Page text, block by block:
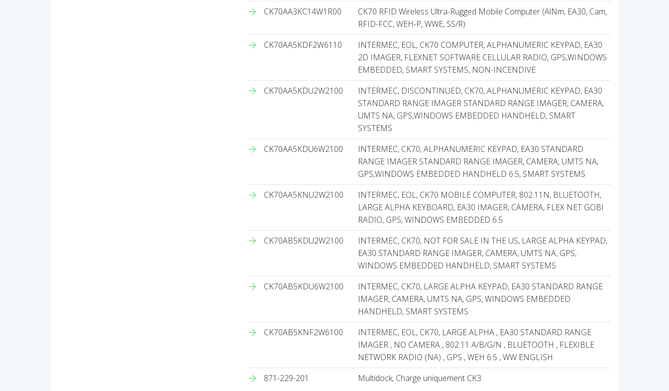
CK70AA3KC14W1R00
CK70 RFID Wireless Ultra-Rugged Mobile Computer (AlNm, EA30, Cam,
RFID-FCC, WEH-P, WWE, SS/R)
CK70AA5KDF2W6110
INTERMEC, EOL, CK70 COMPUTER, ALPHANUMERIC KEYPAD, EA30
2D IMAGER, FLEXNET SOFTWARE CELLULAR RADIO, GPS,WINDOWS
EMBEDDED, SMART SYSTEMS, NON-INCENDIVE
CK70AA5KDU2W2100
INTERMEC, DISCONTINUED, CK70, ALPHANUMERIC KEYPAD, EA30
STANDARD RANGE IMAGER STANDARD RANGE IMAGER, CAMERA,
UMTS NA, GPS,WINDOWS EMBEDDED HANDHELD, SMART
SYSTEMS
CK70AA5KDU6W2100
INTERMEC, CK70, ALPHANUMERIC KEYPAD, EA30 STANDARD
RANGE IMAGER STANDARD RANGE IMAGER, CAMERA, UMTS NA,
GPS,WINDOWS EMBEDDED HANDHELD 6.5, SMART SYSTEMS
CK70AA5KNU2W2100
INTERMEC, EOL, CK70 MOBILE COMPUTER, 802.11N, BLUETOOTH,
LARGE ALPHA KEYBOARD, EA30 IMAGER, CAMERA, FLEX NET GOBI
RADIO, GPS, WINDOWS EMBEDDED 6.5
CK70AB5KDU2W2100
INTERMEC, CK70, NOT FOR SALE IN THE US, LARGE ALPHA KEYPAD,
EA30 STANDARD RANGE IMAGER, CAMERA, UMTS NA, GPS,
WINDOWS EMBEDDED HANDHELD, SMART SYSTEMS
CK70AB5KDU6W2100
INTERMEC, CK70, LARGE ALPHA KEYPAD, EA30 STANDARD RANGE
IMAGER, CAMERA, UMTS NA, GPS, WINDOWS EMBEDDED
HANDHELD, SMART SYSTEMS
CK70AB5KNF2W6100
INTERMEC, EOL, CK70, LARGE ALPHA , EA30 STANDARD RANGE
IMAGER , NO CAMERA , 802.11 A/B/G/N , BLUETOOTH , FLEXIBLE
NETWORK RADIO (NA) , GPS , WEH 6.5 , WW ENGLISH
871-229-201
Multidock, Charge uniquement CK3